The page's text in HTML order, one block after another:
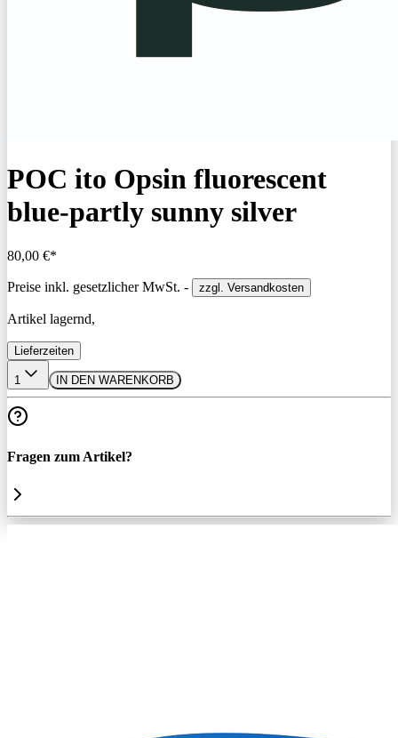
POC ito Opsin fluorescent
blue-partly sunny silver
80,00 €*
Preise inkl. gesetzlicher MwSt. - zzgl. Versandkosten
Artikel lagernd,
Lieferzeiten
1 IN DEN WARENKORB
Fragen zum Artikel?